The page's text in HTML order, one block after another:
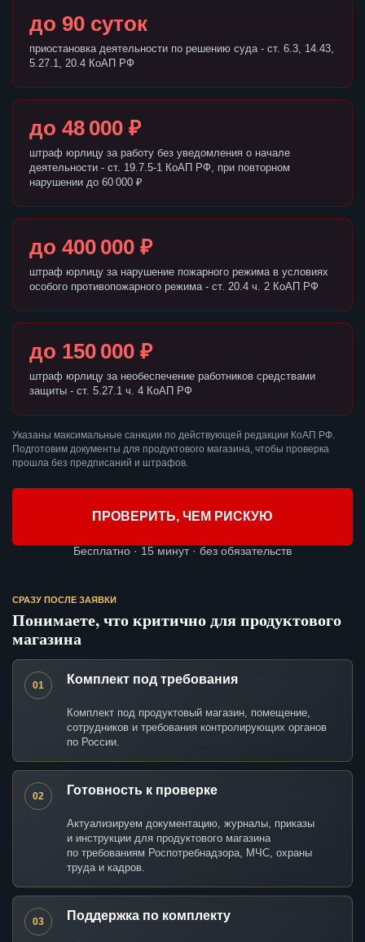
до 90 суток
приостановка деятельности по решению суда - ст. 6.3, 14.43,
5.27.1, 20.4 КоАП РФ
до 48 000 ₽
штраф юрлицу за работу без уведомления о начале
деятельности - ст. 19.7.5-1 КоАП РФ, при повторном
нарушении до 60 000 ₽
до 400 000 ₽
штраф юрлицу за нарушение пожарного режима в условиях
особого противопожарного режима - ст. 20.4 ч. 2 КоАП РФ
до 150 000 ₽
штраф юрлицу за необеспечение работников средствами
защиты - ст. 5.27.1 ч. 4 КоАП РФ
Указаны максимальные санкции по действующей редакции КоАП РФ.
Подготовим документы для продуктового магазина, чтобы проверка
прошла без предписаний и штрафов.
ПРОВЕРИТЬ, ЧЕМ РИСКУЮ
Бесплатно · 15 минут · без обязательств
СРАЗУ ПОСЛЕ ЗАЯВКИ
Понимаете, что критично для продуктового
магазина
01 Комплект под требования
Комплект под продуктовый магазин, помещение,
сотрудников и требования контролирующих органов
по России.
02 Готовность к проверке
Актуализируем документацию, журналы, приказы
и инструкции для продуктового магазина
по требованиям Роспотребнадзора, МЧС, охраны
труда и кадров.
03 Поддержка по комплекту